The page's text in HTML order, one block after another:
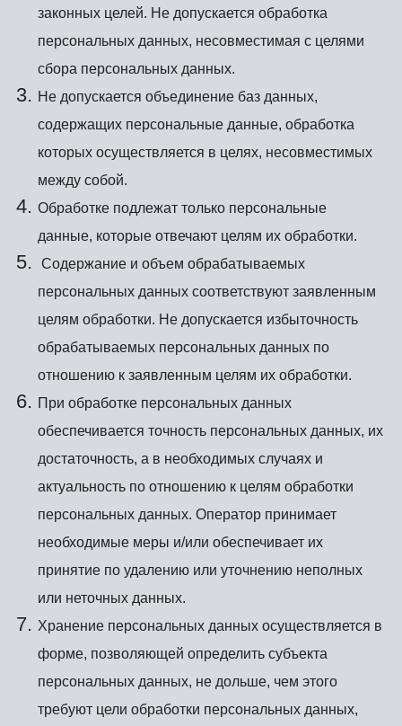
законных целей. Не допускается обработка
персональных данных, несовместимая с целями
сбора персональных данных.
Не допускается объединение баз данных,
содержащих персональные данные, обработка
которых осуществляется в целях, несовместимых
между собой.
Обработке подлежат только персональные
данные, которые отвечают целям их обработки.
Содержание и объем обрабатываемых
персональных данных соответствуют заявленным
целям обработки. Не допускается избыточность
обрабатываемых персональных данных по
отношению к заявленным целям их обработки.
При обработке персональных данных
обеспечивается точность персональных данных, их
достаточность, а в необходимых случаях и
актуальность по отношению к целям обработки
персональных данных. Оператор принимает
необходимые меры и/или обеспечивает их
принятие по удалению или уточнению неполных
или неточных данных.
Хранение персональных данных осуществляется в
форме, позволяющей определить субъекта
персональных данных, не дольше, чем этого
требуют цели обработки персональных данных,